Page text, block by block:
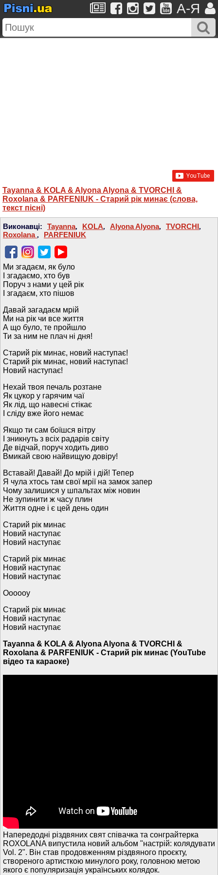
A-Я
Tayanna & KOLA & Alyona Alyona & TVORCHI &
Roxolana & PARFENIUK - Старий рік минає (слова,
текст пісні)
Виконавці: Tayanna, KOLA, Alyona Alyona, TVORCHI ,
Roxolana , PARFENIUK
Ми згадаєм, як було
І згадаємо, хто був
Поруч з нами у цей рік
І згадаєм, хто пішов
Давай загадаєм мрій
Ми на рік чи все життя
А що було, те пройшло
Ти за ним не плач ні дня!
Старий рік минає, новий наступає!
Старий рік минає, новий наступає!
Новий наступає!
Нехай твоя печаль розтане
Як цукор у гарячим чаї
Як лід, що навесні стікає
І сліду вже його немає
Якщо ти сам боїшся вітру
І зникнуть з всіх радарів світу
Де відчай, поруч ходить диво
Вмикай свою найвищую довіру!
Вставай! Давай! До мрій і дій! Тепер
Я чула хтось там свої мрії на замок запер
Чому залишися у шпальтах між новин
Не зупинити ж часу плин
Життя одне і є цей день один
Старий рік минає
Новий наступає
Новий наступає
Старий рік минає
Новий наступає
Новий наступає
Оооооу
Старий рік минає
Новий наступає
Новий наступає
Tayanna & KOLA & Alyona Alyona & TVORCHI &
Roxolana & PARFENIUK - Старий рік минає (YouTube
відео та караоке)
Напередодні різдвяних свят співачка та сонграйтерка
ROXOLANA випустила новий альбом "настрій: колядувати
Vol. 2". Він став продовженням різдвяного проєкту,
створеного артисткою минулого року, головною метою
якого є популяризація українських колядок.